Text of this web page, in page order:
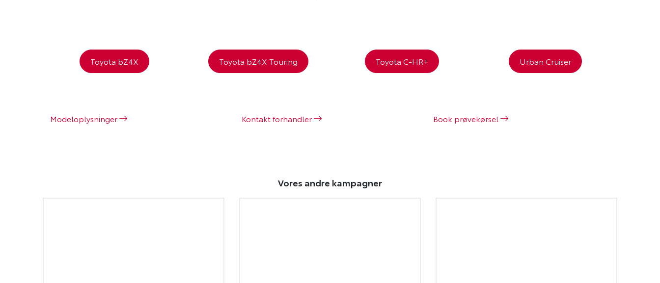
Toyota bZ4X Toyota bZ4X Touring Toyota C-HR+ Urban Cruiser
Modeloplysninger Kontakt forhandler Book prøvekørsel
Vores andre kampagner